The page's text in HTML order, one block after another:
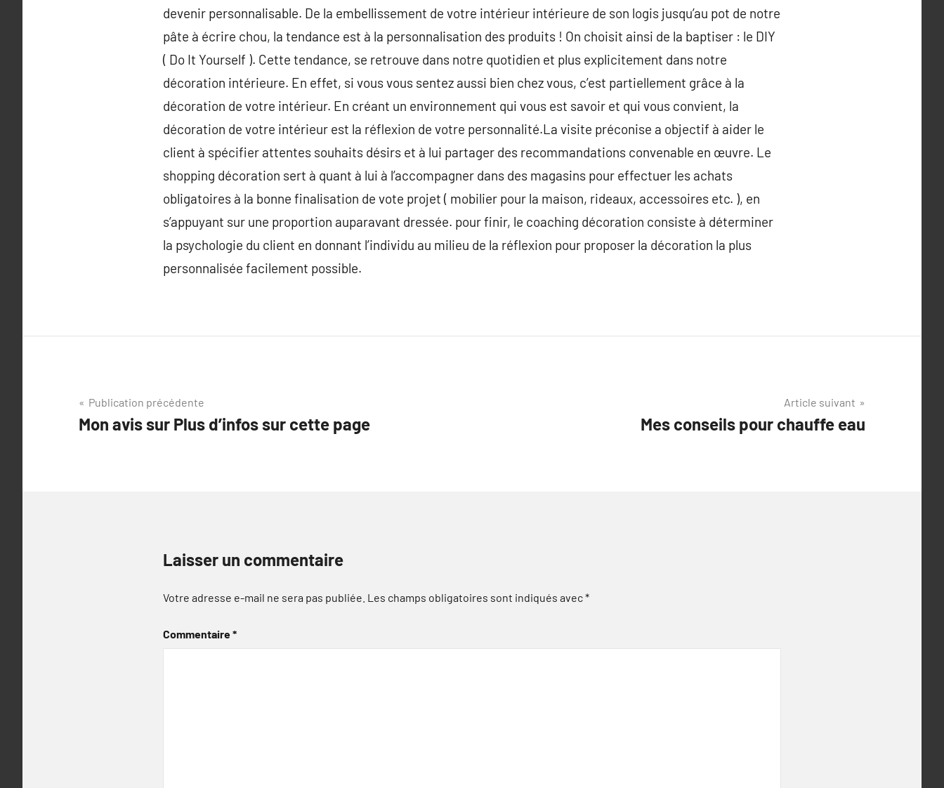
devenir personnalisable. De la embellissement de votre intérieur intérieure de son logis jusqu’au pot de notre
pâte à écrire chou, la tendance est à la personnalisation des produits ! On choisit ainsi de la baptiser : le DIY
( Do It Yourself ). Cette tendance, se retrouve dans notre quotidien et plus explicitement dans notre
décoration intérieure. En effet, si vous vous sentez aussi bien chez vous, c’est partiellement grâce à la
décoration de votre intérieur. En créant un environnement qui vous est savoir et qui vous convient, la
décoration de votre intérieur est la réflexion de votre personnalité.La visite préconise a objectif à aider le
client à spécifier attentes souhaits désirs et à lui partager des recommandations convenable en œuvre. Le
shopping décoration sert à quant à lui à l’accompagner dans des magasins pour effectuer les achats
obligatoires à la bonne finalisation de vote projet ( mobilier pour la maison, rideaux, accessoires etc. ), en
s’appuyant sur une proportion auparavant dressée. pour finir, le coaching décoration consiste à déterminer
la psychologie du client en donnant l’individu au milieu de la réflexion pour proposer la décoration la plus
personnalisée facilement possible.
Navigation
de
Publication précédente
Mon avis sur Plus d’infos sur cette page
Article suivant
Mes conseils pour chauffe eau
Laisser un commentaire
Votre adresse e-mail ne sera pas publiée. Les champs obligatoires sont indiqués avec*
Commentaire*